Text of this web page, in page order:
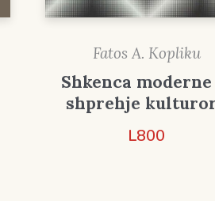
Fatos A. Kopliku
Shkenca
shprehje
L800